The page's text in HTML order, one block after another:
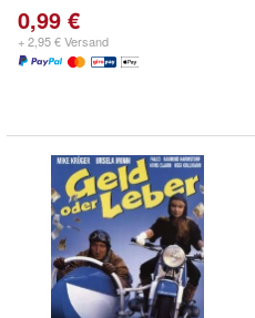
0,99 €
+ 2,95 € Versand